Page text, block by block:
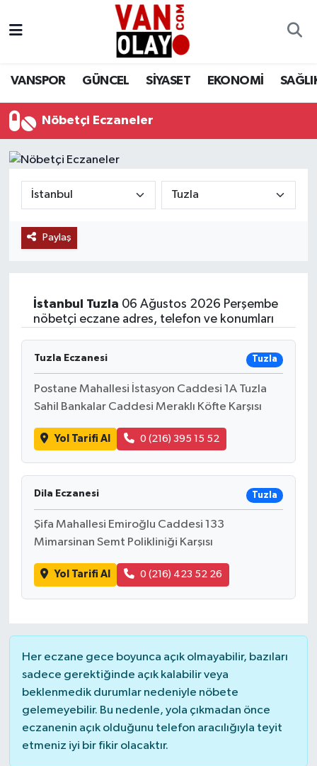
VANSPOR GÜNCEL SİYASET EKONOMİ
Nöbetçi Eczaneler
Paylaş
İstanbul Tuzla 06 Ağustos 2026 Perşembe
nöbetçi eczane adres, telefon ve konumları
Tuzla Eczanesi Tuzla
Postane Mahallesi İstasyon Caddesi 1A Tuzla
Sahil Bankalar Caddesi Meraklı Köfte Karşısı
Yol Tarifi Al 0 (216) 395 15 52
Dila Eczanesi Tuzla
Şifa Mahallesi Emiroğlu Caddesi 133
Mimarsinan Semt Polikliniği Karşısı
Yol Tarifi Al 0 (216) 423 52 26
Her eczane gece boyunca açık olmayabilir, bazıları
sadece gerektiğinde açık kalabilir veya
beklenmedik durumlar nedeniyle nöbete
gelemeyebilir. Bu nedenle, yola çıkmadan önce
eczanenin açık olduğunu telefon aracılığıyla teyit
etmeniz iyi bir fikir olacaktır.
Siyaset
Ekonomi
Sağlık
Eğitim
Dünya
RESMİ İLANLAR
Van Nöbetçi Eczaneler
Van Namaz Vakitleri
Van Trafik Yoğunluk Haritası
Süper Lig Puan Durumu ve Fikstür
Tüm Manşetler
Haber Arşivi